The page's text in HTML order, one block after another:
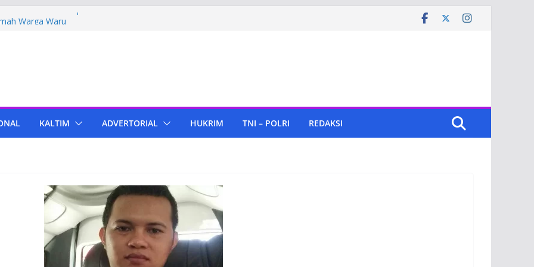
PPU Tebar Kepedulian Lewat
Warga Waru
Cepu
di KIPP Karena Jual Air Mineral
Bupati PPU Dukung
Lampu, Polres PPU Ringkus Pria
KALTIM ADVERTORIAL HUKRIM TNI – POLRI REDAKSI